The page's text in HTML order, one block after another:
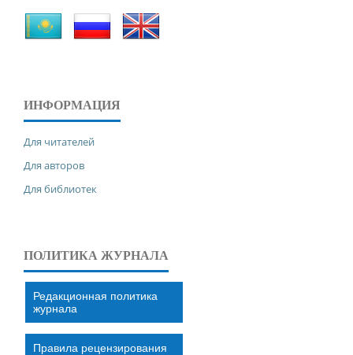
ИНФОРМАЦИЯ
Для читателей
Для авторов
Для библиотек
ПОЛИТИКА ЖУРНАЛА
Редакционная политика
журнала
Правила рецензирования